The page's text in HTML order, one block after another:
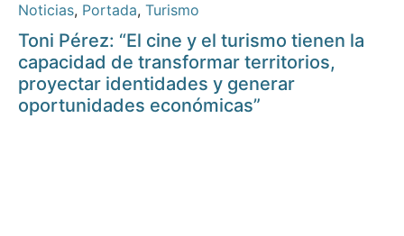
Noticias, Portada, Turismo
Toni Pérez: “El cine y el turismo tienen la
capacidad de transformar territorios,
proyectar identidades y generar
oportunidades económicas”